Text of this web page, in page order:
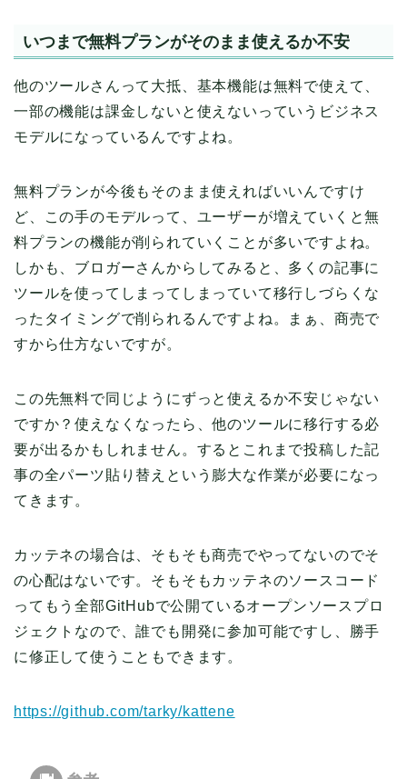
いつまで無料プランがそのまま使えるか不安
他のツールさんって大抵、基本機能は無料で使えて、
一部の機能は課金しないと使えないっていうビジネス
モデルになっているんですよね。
無料プランが今後もそのまま使えればいいんですけ
ど、この手のモデルって、ユーザーが増えていくと無
料プランの機能が削られていくことが多いですよね。
しかも、ブロガーさんからしてみると、多くの記事に
ツールを使ってしまってしまっていて移行しづらくな
ったタイミングで削られるんですよね。まぁ、商売で
すから仕方ないですが。
この先無料で同じようにずっと使えるか不安じゃない
ですか？使えなくなったら、他のツールに移行する必
要が出るかもしれません。するとこれまで投稿した記
事の全パーツ貼り替えという膨大な作業が必要になっ
てきます。
カッテネの場合は、そもそも商売でやってないのでそ
の心配はないです。そもそもカッテネのソースコード
ってもう全部GitHubで公開ているオープンソースプロ
ジェクトなので、誰でも開発に参加可能ですし、勝手
に修正して使うこともできます。
https://github.com/tarky/kattene